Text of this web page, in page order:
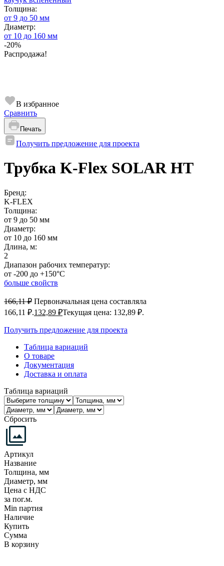
Толщина:
от 9 до 50 мм
Диаметр:
от 10 до 160 мм
-20%
Распродажа!
В избранное
Сравнить
Печать
Получить предложение для проекта
Трубка K-Flex SOLAR HT
Бренд:
K-FLEX
Толщина:
от 9 до 50 мм
Диаметр:
от 10 до 160 мм
Длина, м:
2
Диапазон рабочих температур:
от -200 до +150°C
больше свойств
166,11₽ Первоначальная цена составляла
166,11 ₽.132,89 ₽Текущая цена: 132,89 ₽.
Получить предложение для проекта
Таблица вариаций
О товаре
Документация
Доставка и оплата
Таблица вариаций
Сбросить
Артикул
Название
Толщина, мм
Диаметр, мм
Цена с НДС
за пог.м.
Min партия
Наличие
Купить
Сумма
В корзину